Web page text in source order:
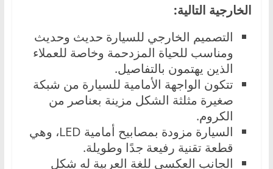
الخارجية التالية:
التصميم الخارجي للسيارة حديث وحديث
ومناسب للحياة المزدحمة وخاصة للعملاء
الذين يهتمون بالتفاصيل.
تتكون الواجهة الأمامية للسيارة من شبكة
صغيرة مثلثة الشكل مزينة بعناصر من
الكروم.
السيارة مزودة بمصابيح أمامية LED، وهي
قطعة تقنية رفيعة جدًا وطويلة.
الجانب العكسي للغة العربية له شكل